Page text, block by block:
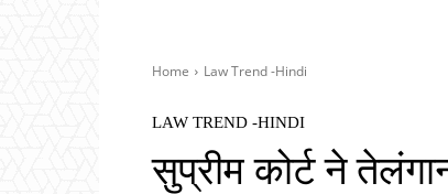
Home Law Trend -Hindi
LAW TREND -HINDI
सुप्रीम कोर्ट ने